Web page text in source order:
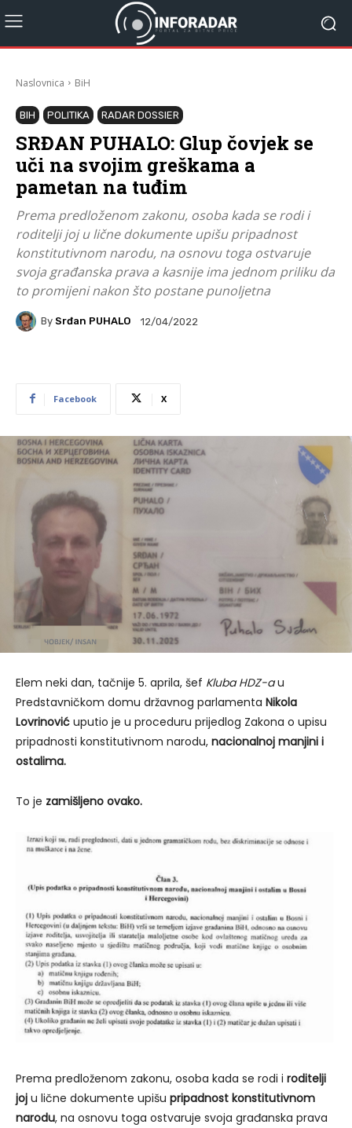
Naslovnica BiH
BIH POLITIKA RADAR DOSSIER
SRĐAN PUHALO: Glup čovjek se
uči na svojim greškama a
pametan na tuđim
Prema predloženom zakonu, osoba kada se rodi i
roditelji joj u lične dokumente upišu pripadnost
konstitutivnom narodu, na osnovu toga ostvaruje
svoja građanska prava a kasnije ima jednom priliku da
to promijeni nakon što postane punoljetna
By Srđan PUHALO 12/04/2022
Facebook X
Elem neki dan, tačnije 5. aprila, šef Kluba HDZ-au
Predstavničkom domu državnog parlamenta Nikola
Lovrinović uputio je u proceduru prijedlog Zakona o upisu
pripadnosti konstitutivnom narodu, nacionalnoj manjini i
ostalima.
To je zamišljeno ovako.
Prema predloženom zakonu, osoba kada se rodi i roditelji
joj u lične dokumente upišu pripadnost konstitutivnom
narodu, na osnovu toga ostvaruje svoja građanska prava